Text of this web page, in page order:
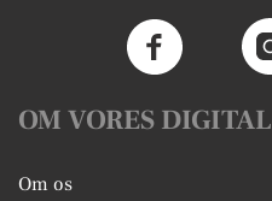
OM VORES DIGITAL
Om os